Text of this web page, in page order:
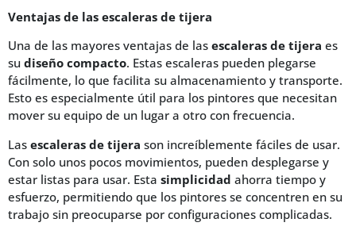
Ventajas de las escaleras de tijera
Una de las mayores ventajas de las escaleras de tijera es
su diseño compacto. Estas escaleras pueden plegarse
fácilmente, lo que facilita su almacenamiento y transporte.
Esto es especialmente útil para los pintores que necesitan
mover su equipo de un lugar a otro con frecuencia.
Las escaleras de tijera son increíblemente fáciles de usar.
Con solo unos pocos movimientos, pueden desplegarse y
estar listas para usar. Esta simplicidad ahorra tiempo y
esfuerzo, permitiendo que los pintores se concentren en su
trabajo sin preocuparse por configuraciones complicadas.